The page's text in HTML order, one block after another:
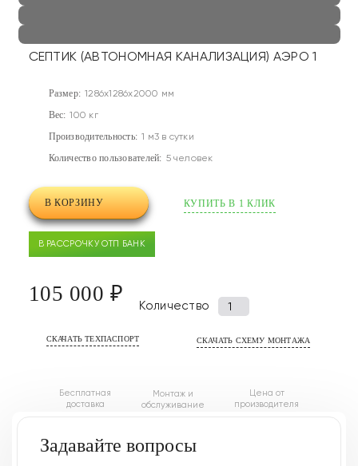
СЕПТИК (АВТОНОМНАЯ КАНАЛИЗАЦИЯ) АЭРО 1
Размер: 1286x1286x2000 мм
Вес: 100 кг
Производительность: 1 м3 в сутки
Количество пользователей: 5 человек
В КОРЗИНУ КУПИТЬ В 1 КЛИК
В РАССРОЧКУ ОТП БАНК
105 000 ₽ Количество Количество
Септик
Аэро
СКАЧАТЬ ТЕХПАСПОРТ СКАЧАТЬ СХЕМУ МОНТАЖА
Бесплатная
доставка
Монтаж и
обслуживание
Цена от
производителя
Задавайте вопросы